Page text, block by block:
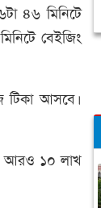
৪৬ মিনিটে
বেইজিং
টিকা আসবে।
আরও ১০ লাখ